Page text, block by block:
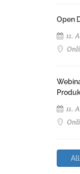
Open
11.
11.